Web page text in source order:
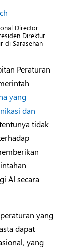
Director
Direktur
di Sarasehan
Peraturan
yang
dan
tidak
AI secara
yang
dapat
, yang